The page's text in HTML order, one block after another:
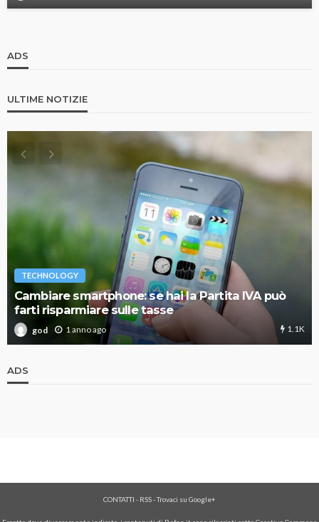
ADS
ULTIME NOTIZIE
TECHNOLOGY
Cambiare smartphone: se hai la Partita IVA può
farti risparmiare sulle tasse
god 1 anno ago 1.1K
ADS
CONTATTI - RSS-Trovaci su Google+